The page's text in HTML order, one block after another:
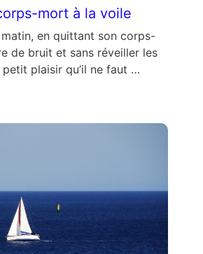
mort à la voile
en quittant son corps-
de bruit et sans réveiller les
plaisir qu’il ne faut …